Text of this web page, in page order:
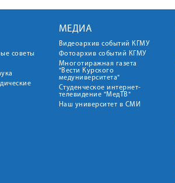
советы
МЕДИА
Видеоархив событий КГМУ
Фотоархив событий КГМУ
Многотиражная газета
"Вести Курского
медуниверситета"
Студенческое интернет-
телевидение "МедТВ"
Наш университет в СМИ